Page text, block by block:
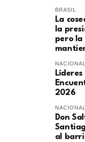
BRASIL
La
la
pero
2026
Don
al